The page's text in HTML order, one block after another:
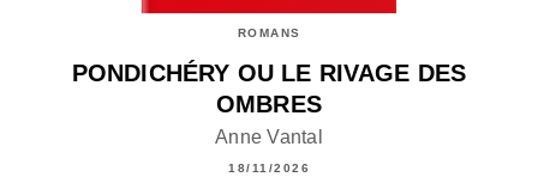
ROMANS
PONDICHÉRY OU LE RIVAGE DES
OMBRES
Anne Vantal
18/11/2026